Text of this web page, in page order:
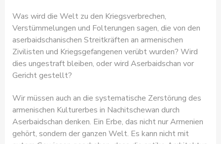
Was wird die Welt zu den Kriegsverbrechen,
Verstümmelungen und Folterungen sagen, die von den
aserbaidschanischen Streitkräften an armenischen
Zivilisten und Kriegsgefangenen verübt wurden? Wird
dies ungestraft bleiben, oder wird Aserbaidschan vor
Gericht gestellt?
Wir müssen auch an die systematische Zerstörung des
armenischen Kulturerbes in Nachitschewan durch
Aserbaidschan denken. Ein Erbe, das nicht nur Armenien
gehört, sondern der ganzen Welt. Es kann nicht mit